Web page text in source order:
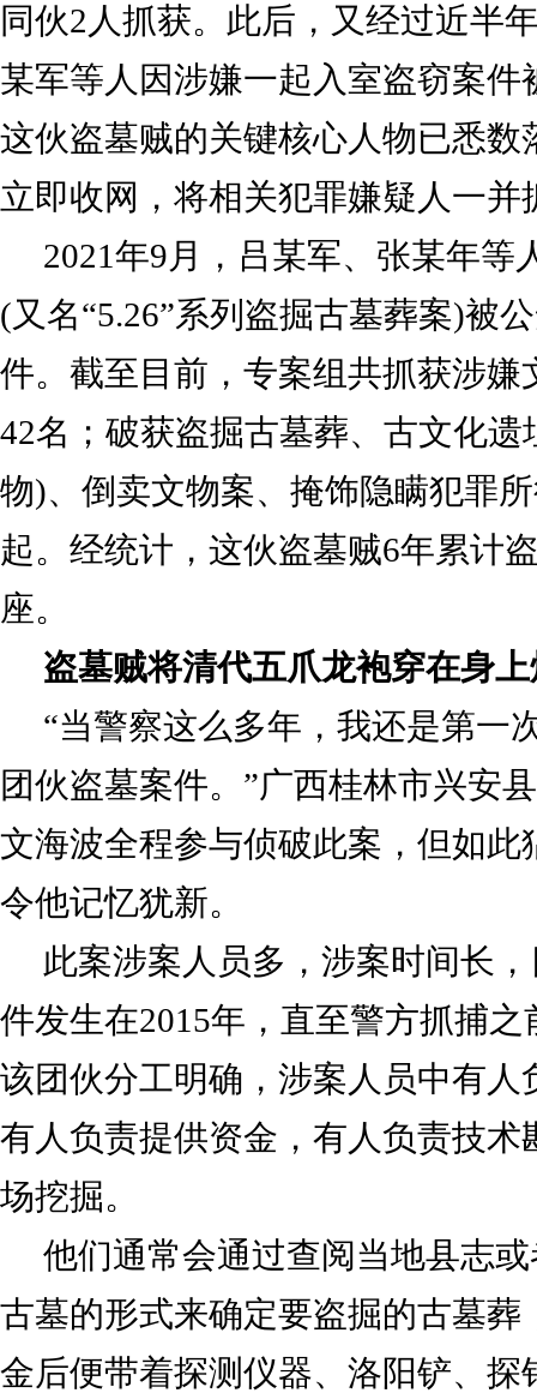
同伙2人抓获。此后，又经过近半
某军等人因涉嫌一起入室盗窃案件
这伙盗墓贼的关键核心人物已悉数
立即收网，将相关犯罪嫌疑人一并
2021年9月，吕某军、张某年等
(又名“5.26”系列盗掘古墓葬案)被
件。截至目前，专案组共抓获涉嫌
42名；破获盗掘古墓葬、古文化
物)、倒卖文物案、掩饰隐瞒犯罪
起。经统计，这伙盗墓贼6年累计
座。
盗墓贼将清代五爪龙袍穿在身
“当警察这么多年，我还是第一
团伙盗墓案件。”广西桂林市兴安
文海波全程参与侦破此案，但如此
令他记忆犹新。
此案涉案人员多，涉案时间长
件发生在2015年，直至警方抓捕
该团伙分工明确，涉案人员中有人
有人负责提供资金，有人负责技术
场挖掘。
他们通常会通过查阅当地县志
古墓的形式来确定要盗掘的古墓葬
金后便带着探测仪器、洛阳铲、探